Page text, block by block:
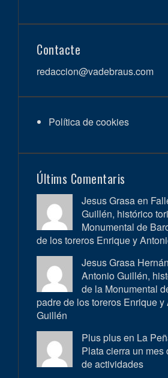
Contacte
redaccion@vadebraus.com
Política de cookies
Últims Comentaris
Jesus Grasa en
Guillén, histórico
Monumental de
de los toreros Enrique y
Jesus Grasa
Antonio Guillén,
de la Monumental
padre de los toreros Enrique y
Guillén
Plus plus en La
Plata cierra un
de actividades